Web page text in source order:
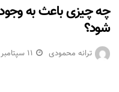
چه چیزی باعث به
شود؟
ترانه محمودی 11 سپتامبر 2021